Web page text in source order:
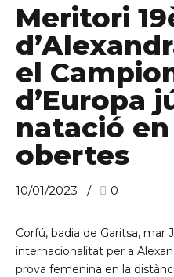
Meritori
el
d’Europa
natació
obertes
10/01/2023 0
Corfú, badia de Garitsa, mar
internacionalitat per a
prova femenina en la